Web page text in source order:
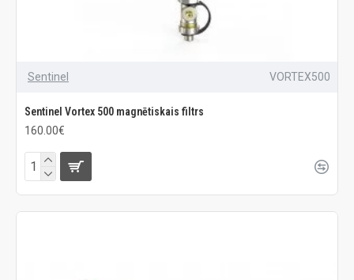
Sentinel VORTEX500
Sentinel Vortex 500 magnētiskais filtrs
160.00€